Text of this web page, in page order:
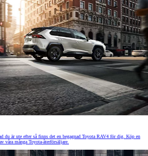
du är ute efter så finns det en begagnad Toyota RAV4 för dig. Köp en
våra många Toyota-återförsäljare.